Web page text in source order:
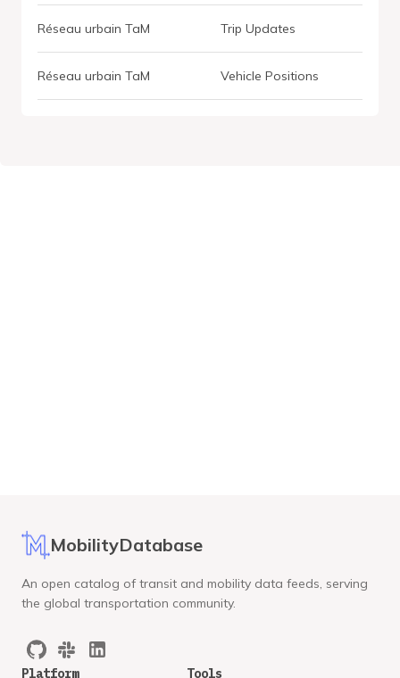
Réseau urbain TaM Trip Updates
Réseau urbain TaM Vehicle Positions
MobilityDatabase
An open catalog of transit and mobility data feeds, serving
the global transportation community.
Platform Tools